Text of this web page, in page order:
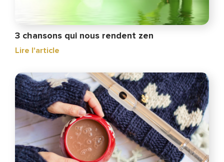
3 chansons qui nous rendent zen
Lire l'article